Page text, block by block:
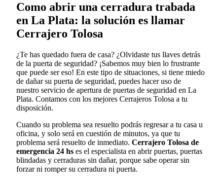
Como abrir una cerradura trabada
en La Plata: la solución es llamar
Cerrajero Tolosa
¿Te has quedado fuera de casa? ¿Olvidaste tus llaves detrás
de la puerta de seguridad? ¡Sabemos muy bien lo frustrante
que puede ser eso! En este tipo de situaciones, si tiene miedo
de dañar su puerta de seguridad, puedes hacer uso de
nuestro servicio de apertura de puertas de seguridad en La
Plata. Contamos con los mejores Cerrajeros Tolosa a tu
disposición.
Cuando su problema sea resuelto podrás regresar a tu casa u
oficina, y solo será en cuestión de minutos, ya que tu
problema será resuelto de inmediato. Cerrajero Tolosa de
emergencia 24 hs es el especialista en abrir puertas, puertas
blindadas y cerraduras sin dañar, porque sabe operar sin
forzar ni romper su cerradura ni puerta.